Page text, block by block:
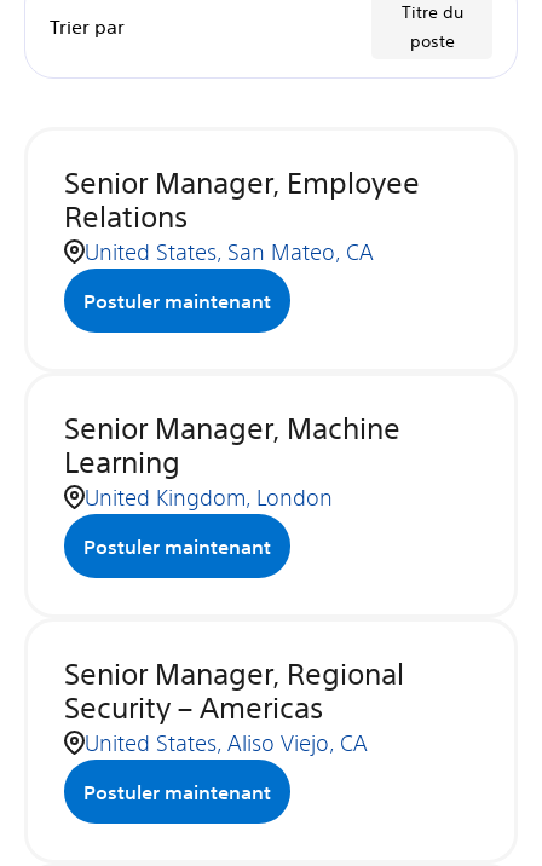
Trier par
Titre du
poste
Senior Manager, Employee
Relations
United States, San Mateo, CA
Postuler maintenant
Senior Manager, Machine
Learning
United Kingdom, London
Postuler maintenant
Senior Manager, Regional
Security – Americas
United States, Aliso Viejo, CA
Postuler maintenant